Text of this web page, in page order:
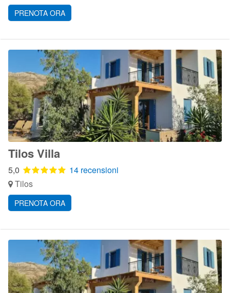
PRENOTA ORA
Tilos Villa
5,0
14 recensioni
Tilos
PRENOTA ORA